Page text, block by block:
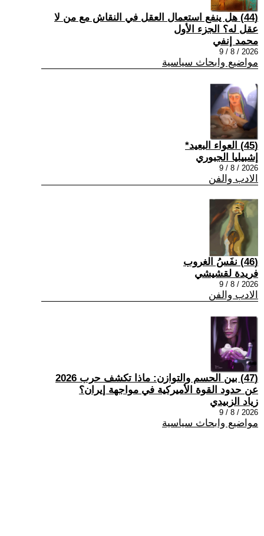
(44) هل ينفع استعمال العقل في النقاش مع من لا
عقل له؟ الجزء الأول
محمد إنفي
2026 / 8 / 9
مواضيع وابحاث سياسية
(45) العواء البعيد*
إشبيليا الجبوري
2026 / 8 / 9
الادب والفن
(46) نفَسُ الغروب
فريدة لقشيشي
2026 / 8 / 9
الادب والفن
(47) بين الحسم والتوازن: ماذا تكشف حرب 2026
عن حدود القوة الأميركية في مواجهة إيران؟
زياد الزبيدي
2026 / 8 / 9
مواضيع وابحاث سياسية